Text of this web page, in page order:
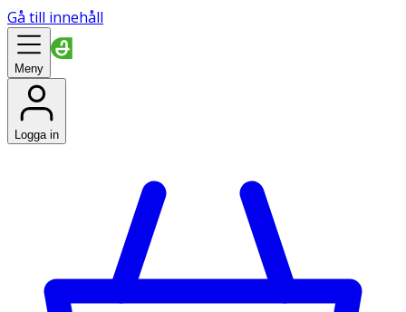
Gå till innehåll
Meny
Logga in